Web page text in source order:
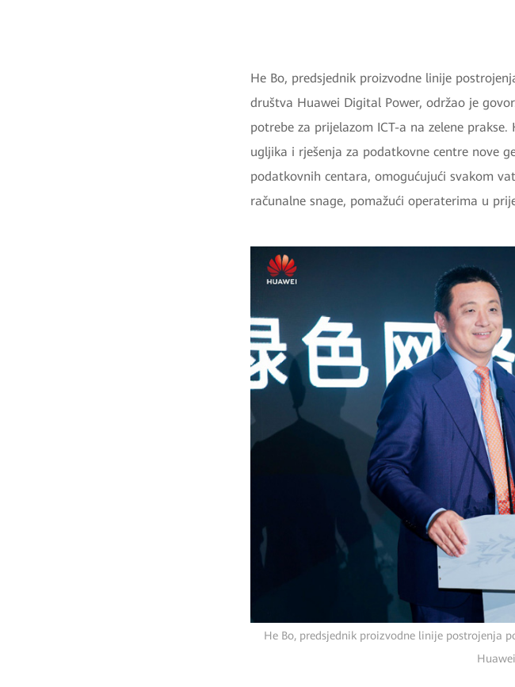
He Bo, predsjednik proizvodne linije
društva Huawei Digital Power, održao je
potrebe za prijelazom ICT-a na zelene
ugljika i rješenja za podatkovne centre nove
podatkovnih centara, omogućujući svakom
računalne snage, pomažući operaterima u
He Bo, predsjednik proizvodne linije postrojenja